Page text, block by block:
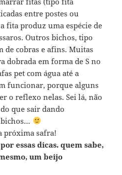
entre postes ou
fita produz uma espécie de
Outros bichos, tipo
de cobras e afins. Muitas
dobrada em forma de S no
pet com água até a
funcionar, porque alguns
o reflexo nelas. Sei lá, não
que sair dando
bichos…
próxima safra!
essas dicas. quem sabe,
um beijo